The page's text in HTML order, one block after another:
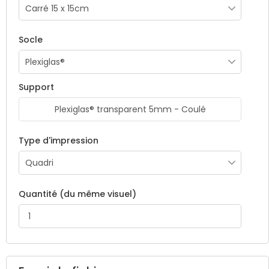
Socle
Support
Plexiglas® transparent 5mm - Coulé
Type d'impression
Quantité (du même visuel)